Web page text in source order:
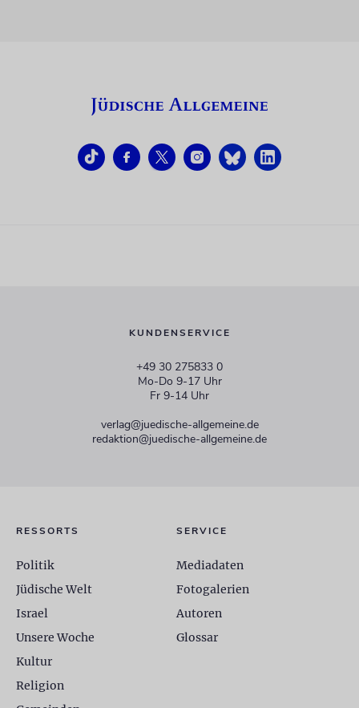
KUNDENSERVICE
+49 30 275833 0
Mo-Do 9-17 Uhr
Fr 9-14 Uhr
verlag@juedische-allgemeine.de
redaktion@juedische-allgemeine.de
RESSORTS
Politik
Jüdische Welt
Israel
Unsere Woche
Kultur
Religion
SERVICE
Mediadaten
Fotogalerien
Autoren
Glossar